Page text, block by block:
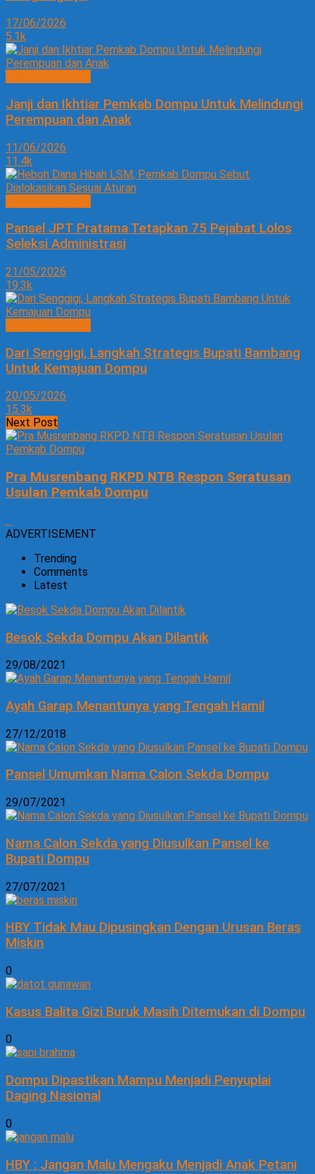
17/06/2026
5.1k
Janji dan Ikhtiar Pemkab Dompu Untuk Melindungi
Perempuan dan Anak
11/06/2026
11.4k
Pansel JPT Pratama Tetapkan 75 Pejabat Lolos
Seleksi Administrasi
21/05/2026
19.3k
Dari Senggigi, Langkah Strategis Bupati Bambang
Untuk Kemajuan Dompu
20/05/2026
15.3k
Next Post
Pra Musrenbang RKPD NTB Respon Seratusan
Usulan Pemkab Dompu
ADVERTISEMENT
Trending
Comments
Latest
Besok Sekda Dompu Akan Dilantik
29/08/2021
Ayah Garap Menantunya yang Tengah Hamil
27/12/2018
Pansel Umumkan Nama Calon Sekda Dompu
29/07/2021
Nama Calon Sekda yang Diusulkan Pansel ke
Bupati Dompu
27/07/2021
HBY Tidak Mau Dipusingkan Dengan Urusan Beras
Miskin
0
Kasus Balita Gizi Buruk Masih Ditemukan di Dompu
0
Dompu Dipastikan Mampu Menjadi Penyuplai
Daging Nasional
0
HBY : Jangan Malu Mengaku Menjadi Anak Petani